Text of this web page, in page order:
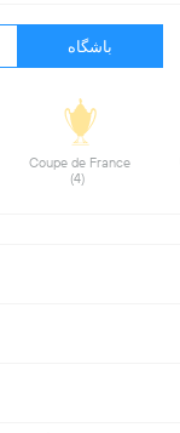
باشگاه
Coupe de France